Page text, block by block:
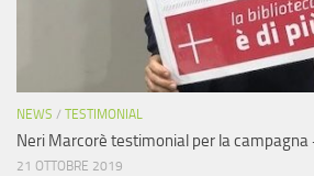
NEWS / TESTIMONIAL
Neri Marcorè testimonial per la campagna
21 OTTOBRE 2019